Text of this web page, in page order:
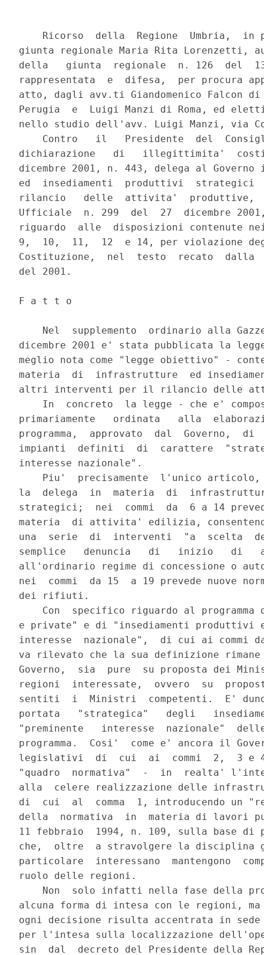
Ricorso  della  Regione  Umbria,  in persona del presidente della
giunta regionale Maria Rita Lorenzetti, autorizzata con deliberazione
della   giunta  regionale  n. 126  del  13 febbraio  2002  (all.  1),
rappresentata  e  difesa,  per procura apposta a margine del presente
atto, dagli avv.ti Giandomenico Falcon di Padova, Maurizio Pedetta di
Perugia  e  Luigi Manzi di Roma, ed elettivamente domiciliata in Roma
nello studio dell'avv. Luigi Manzi, via Confalonieri 5,
    Contro   il   Presidente  del  Consiglio  dei  ministri,  per  la
dichiarazione   di   illegittimita'  costituzionale  della  legge  21
dicembre 2001, n. 443, delega al Governo in materia di infrastrutture
ed  insediamenti  produttivi  strategici  ed  altri interventi per il
rilancio   delle  attivita'  produttive,  pubblicata  nella  Gazzetta
Ufficiale  n. 299  del  27  dicembre 2001, supplemento ordinario, con
riguardo  alle  disposizioni contenute nei commi 1, 2, 3, 4, 6, 7, 8,
9,  10,  11,  12  e 14, per violazione degli articoli 117 e 118 della
Costituzione,  nel  testo  recato  dalla  legge  costituzionale  n. 3
del 2001.

F a t t o

    Nel  supplemento  ordinario alla Gazzetta Ufficiale n. 299 del 27
dicembre 2001 e' stata pubblicata la legge 21 dicembre 2001, n. 443 -
meglio nota come "legge obiettivo" - contenente "Delega al Governo in
materia  di  infrastrutture  ed insediamenti produttivi strategici ed
altri interventi per il rilancio delle attivita' produttive".
    In  concreto  la legge - che e' composta di un solo articolo - e'
primariamente   ordinata   alla  elaborazione  ed  attuazione  di  un
programma,  approvato  dal  Governo,  di  opere infrastrutturali e di
impianti  definiti  di  carattere  "strategico" ovvero di "preminente
interesse nazionale".
    Piu'  precisamente  l'unico articolo, nei commi da 1 a 5, prevede
la  delega  in  materia  di  infrastrutture e insediamenti produttivi
strategici;  nei  commi  da  6 a 14 prevede alcune semplificazioni in
materia  di attivita' edilizia, consentendo la realizzazione di tutta
una  serie  di  interventi  "a  scelta  dell'interessato"  in  base a
semplice   denuncia   di   inizio   di   attivita',   in  alternativa
all'ordinario regime di concessione o autorizzazione edilizia; infine
nei  commi  da 15  a 19 prevede nuove norme in materia di smaltimento
dei rifiuti.
    Con  specifico riguardo al programma di "infrastrutture pubbliche
e private" e di "insediamenti produttivi e strategici e di preminente
interesse  nazionale",  di cui ai commi da 1 a 5 dell'articolo unico,
va rilevato che la sua definizione rimane riservata esclusivamente al
Governo,  sia  pure  su proposta dei Ministri competenti e sentite le
regioni  interessate,  ovvero  su  proposta  delle  stesse  regioni e
sentiti  i  Ministri  competenti.  E' dunque il Governo che valuta la
portata   "strategica"   degli   insediamenti   ed  il  carattere  di
"preminente   interesse  nazionale"  delle  opere  da  includere  nel
programma.  Cosi'  come e' ancora il Governo che attraverso i decreti
legislativi  di  cui  ai  commi  2,  3 e 4 e' abilitato a definire il
"quadro  normativa"  -  in  realta' l'intera normativa - "finalizzato
alla  celere realizzazione delle infrastrutture e degli insediamenti"
di  cui  al  comma  1, introducendo un "regime speciale", derogatorio
della  normativa  in  materia di lavori pubblici dettata con la legge
11 febbraio  1994, n. 109, sulla base di principi e criteri direttivi
che,  oltre  a stravolgere la disciplina generale, ai fini che qui in
particolare  interessano  mantengono  complessivamente  marginale  il
ruolo delle regioni.
    Non  solo infatti nella fase della programmazione non e' prevista
alcuna forma di intesa con le regioni, ma anche nelle fasi successive
ogni decisione risulta accentrata in sede statale, se si fa eccezione
per l'intesa sulla localizzazione dell'opera - peraltro gia' prevista
sin  dal  decreto del Presidente della Repubblica n. 616 del 1977 - e
dalla  partecipazione  del  presidente  alle sedute del CIPE dedicate
alla gestione dei progetti inseriti nel programma.
    Secondo  i  principi  statuiti  dalla legge di delega al comma 2,
lettera  c),  infatti,  dovra'  essere attribuito al CIPE (come detto
integrato  dai  presidenti delle regioni interessate), il compito "di
valutare   le  proposte  dei  promotori,  di  approvare  il  progetto
preliminare  e  definitivo, di vigilare sulla esecuzione dei progetti
approvati,  adottando  i  provvedimenti  concessori  ed autorizzatori
necessari,   comprensivi   della  localizzazione  dell'opera  e,  ove
prevista, della via istruita dal competente Ministero".
    Spetta,  poi, ancora al Governo (comma 3) "integrare e modificare
il  regolamento  di  cui  al  decreto del Presidente della Repubblica
21 dicembre 1999, n. 554", di attuazione della legge n. 109 del 1994.
E   spetta   ancora  al  Governo  di  approvare  definitivamente  gli
"specifici  progetti  di  infrastrutture strategiche" individuate col
programma   di  cui  al  comma  1,  attraverso  uno  o  piu'  decreti
legislativi.
    La  legge  n. 443  del  2001, di cui si sono esposti i lineamenti
principali  per la parte relativa alle opere, trae origine dal d.d.l.
n. 374,  presentato  al  Senato il 3 luglio 2001, ed e' stata percio'
inizialmente  predisposta  ed  elaborata  nel  vigore  del precedente
assetto  costituzionale:  del  quale  converra'  qui ricordare da una
parte  che  la competenza regionale in materia di lavori pubblici non
solo  aveva  carattere  concorrente,  ma era espressamente delimitata
dalla  Costituzione  ai  lavori "di interesse regionale"; dall'altra,
quanto   agli   insediamenti   produttivi,   che  nessuna  competenza
costituzionale  le regioni avevano in materia di attivita' produttive
diverse da quelle relative all'artigianato e all'agricoltura.
    Anche  nel  vigore  del  vecchio  testo